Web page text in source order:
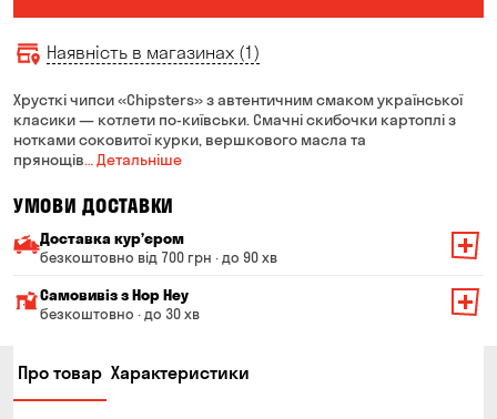
Наявність в магазинах (1)
Хрусткі чипси «Chipsters» з автентичним смаком української
класики — котлети по-київськи. Смачні скибочки картоплі з
нотками соковитої курки, вершкового масла та
прянощів… Детальніше
УМОВИ ДОСТАВКИ
Доставка курʼєром
безкоштовно від 700 грн · до 90 хв
Мінімальна сума всього замовлення — 200 грн
Вартість доставки залежить від суми всього замовлення:
Від 300 до 399 грн
Самовивіз з Hop Hey
безкоштовно · до 30 хв
Час складання замовлення — до 30 хв
Можете без черги забрати з магазину в зручний для
Про товар Характеристики